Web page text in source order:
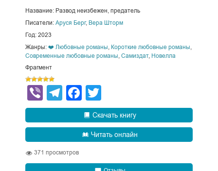
Название: Развод неизбежен, предатель
Писатели: Аруся Берг, Вера Шторм
Год: 2023
Жанры: ❤️ Любовные романы Короткие любовные романы
Современные любовные романы Самиздат, Новелла
Фрагмент
ViberTelegram
Facebook
Скачать книгу
Читать онлайн
371 просмотров